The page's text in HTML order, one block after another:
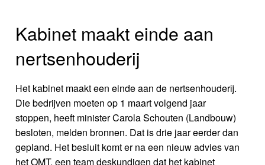
Kabinet maakt einde aan
nertsenhouderij
Het kabinet maakt een einde aan de nertsenhouderij.
Die bedrijven moeten op 1 maart volgend jaar
stoppen, heeft minister Carola Schouten (Landbouw)
besloten, melden bronnen. Dat is drie jaar eerder dan
gepland. Het besluit komt er na een nieuw advies van
het OMT, een team deskundigen dat het kabinet